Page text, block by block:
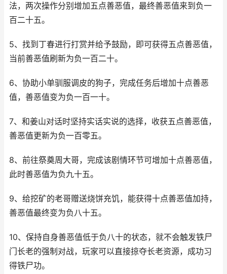
法，两次操作分别增加五点善恶值，最终善恶值来到负一
百二十五。
5、找到丁春进行打赏并给予鼓励，即可获得五点善恶值，
当前善恶值刷新为负一百二十。
6、协助小单驯服调皮的狗子，完成任务后增加十点善恶
值，善恶值变为负一百一十。
7、和姜山对话时坚持实话实说的选择，收获五点善恶值，
善恶值更新为负一百零五。
8、前往祭奠周大哥，完成该剧情环节可增加十点善恶值，
此时善恶值为负九十五。
9、给挖矿的老哥赠送烧饼充饥，能获得十点善恶值加持，
善恶值最终变为负八十五。
10、保持自身善恶值低于负八十的状态，就不会触发铁尸
门长老的强制对战，玩家可以直接掠夺长老资源，成功习
得铁尸功。